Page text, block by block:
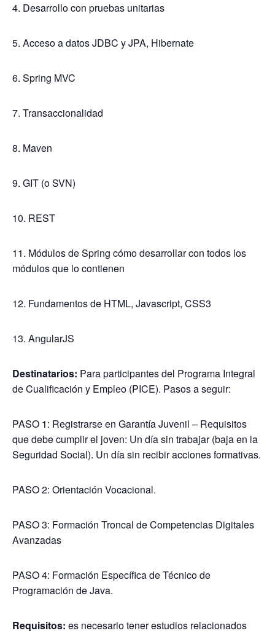
4. Desarrollo con pruebas unitarias
5. Acceso a datos JDBC y JPA, Hibernate
6. Spring MVC
7. Transaccionalidad
8. Maven
9. GIT (o SVN)
10. REST
11. Módulos de Spring cómo desarrollar con todos los
módulos que lo contienen
12. Fundamentos de HTML, Javascript, CSS3
13. AngularJS
Destinatarios: Para participantes del Programa Integral
de Cualificación y Empleo (PICE). Pasos a seguir:
PASO 1: Registrarse en Garantía Juvenil – Requisitos
que debe cumplir el joven: Un día sin trabajar (baja en la
Seguridad Social). Un día sin recibir acciones formativas.
PASO 2: Orientación Vocacional.
PASO 3: Formación Troncal de Competencias Digitales
Avanzadas
PASO 4: Formación Específica de Técnico de
Programación de Java.
Requisitos: es necesario tener estudios relacionados